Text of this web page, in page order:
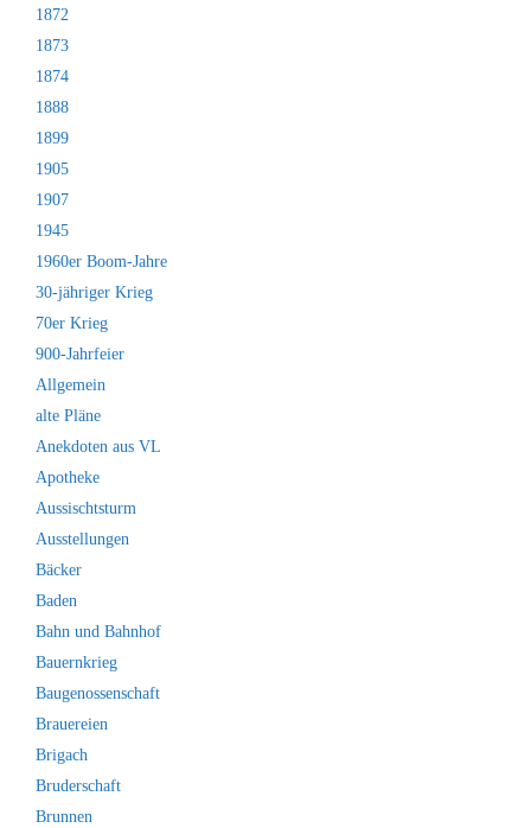
1872
1873
1874
1888
1899
1905
1907
1945
1960er Boom-Jahre
30-jähriger Krieg
70er Krieg
900-Jahrfeier
Allgemein
alte Pläne
Anekdoten aus VL
Apotheke
Aussischtsturm
Ausstellungen
Bäcker
Baden
Bahn und Bahnhof
Bauernkrieg
Baugenossenschaft
Brauereien
Brigach
Bruderschaft
Brunnen